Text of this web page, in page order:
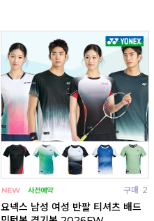
구매 2
요넥스 남성 여성 반팔 티셔츠 배드